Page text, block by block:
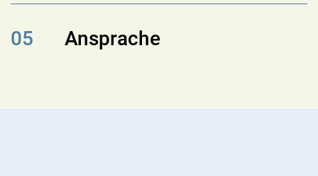
05 Ansprache